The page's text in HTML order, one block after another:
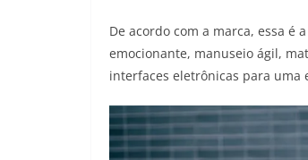
s
p
g
a
b
o
t
r
De acordo com a marca, essa
emocionante, manuseio ágil,
interfaces eletrônicas para uma